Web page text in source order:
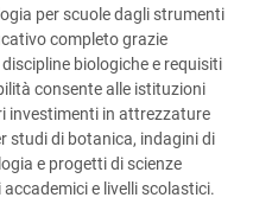
per scuole dagli strumenti
completo grazie
biologiche e requisiti
consente alle istituzioni
investimenti in attrezzature
studi di botanica, indagini di
e progetti di scienze
e livelli scolastici.